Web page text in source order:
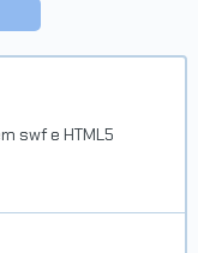
swf e HTML5